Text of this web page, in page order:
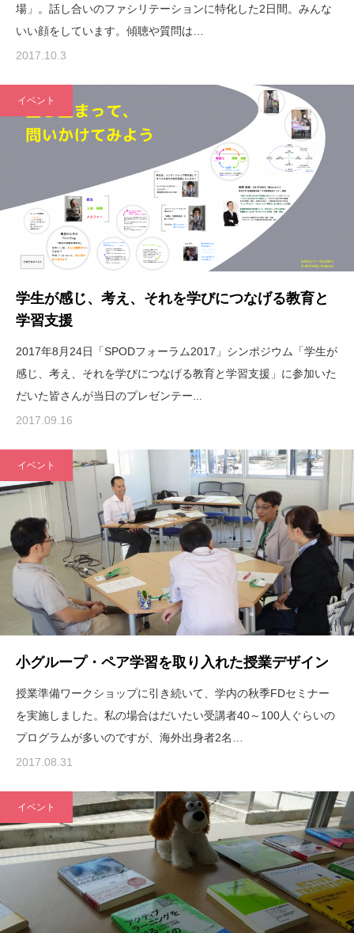
場」。話し合いのファシリテーションに特化した2日間。みんな
いい顔をしています。傾聴や質問は…
2017.10.3
イベント
学生が感じ、考え、それを学びにつなげる教育と
学習支援
2017年8月24日「SPODフォーラム2017」シンポジウム「学生が
感じ、考え、それを学びにつなげる教育と学習支援」に参加いた
だいた皆さんが当日のプレゼンテー...
2017.09.16
イベント
小グループ・ペア学習を取り入れた授業デザイン
授業準備ワークショップに引き続いて、学内の秋季FDセミナー
を実施しました。私の場合はだいたい受講者40～100人ぐらいの
プログラムが多いのですが、海外出身者2名…
2017.08.31
イベント